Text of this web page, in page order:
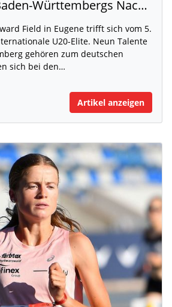
Eugene ruft: Baden-Württembergs Nachwuchs greift nach der Weltspitze
Field in Eugene trifft sich vom 5.
U20-Elite. Neun Talente
gehören zum deutschen
sich bei den…
Artikel anzeigen